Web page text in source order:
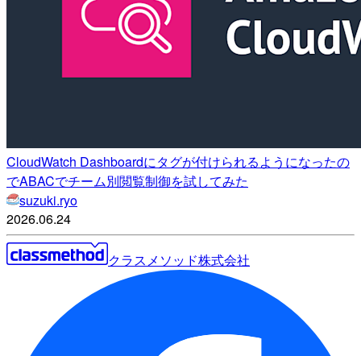
CloudWatch Dashboardにタグが付けられるようになったの
でABACでチーム別閲覧制御を試してみた
suzuki.ryo
2026.06.24
クラスメソッド株式会社